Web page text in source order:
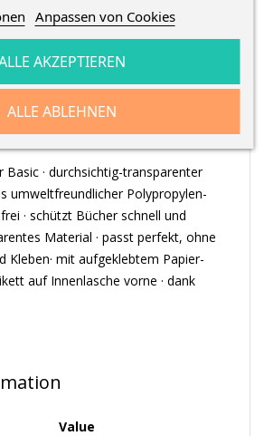
BESCHREIBUNG
ARTIKELDETAILS
Basic · durchsichtig-transparenter
umweltfreundlicher Polypropylen-
frei · schützt Bücher schnell und
Material · passt perfekt, ohne
Kleben· mit aufgeklebtem Papier-
auf Innenlasche vorne · dank
Value
Anpassen von Cookies
ALLE ABLEHNEN
AKZEPTIEREN